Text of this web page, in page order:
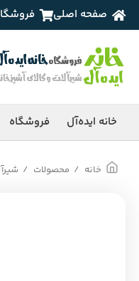
صفحه اصلی
خانه ایده‌آل فروشگاه
خانه محصولات